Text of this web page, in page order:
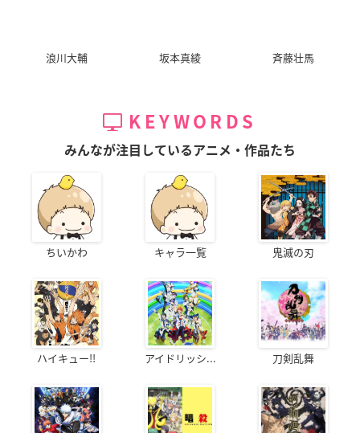
浪川大輔 坂本真綾 斉藤壮馬
KEYWORDS
みんなが注目しているアニメ・作品たち
ちいかわ キャラ一覧 鬼滅の刃
ハイキュー!! アイドリッシ... 刀剣乱舞